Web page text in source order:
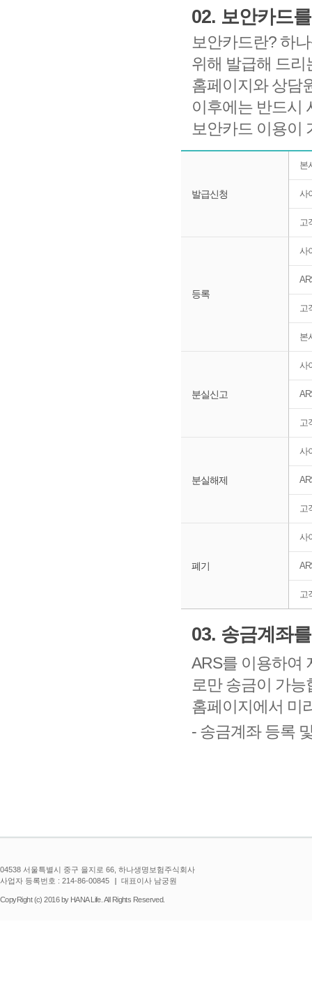
02. 보안카드
보안카드란? 하
위해 발급해 드리
홈페이지와 상담
이후에는 반드시
보안카드 이용이
발급신청
본
사
고
등록
사
고
본
분실신고
사
고
분실해제
사
고
폐기
사
고
03. 송금계좌
ARS를 이용하여
로만 송금이 가능
홈페이지에서 미
- 송금계좌 등록
04538 서울특별시 중구 을지로 66, 하나생명보험주식회사
사업자 등록번호 : 214-86-00845
대표이사 남궁원
CopyRight (c) 2016 by HANA Life. All Rights Reserved.